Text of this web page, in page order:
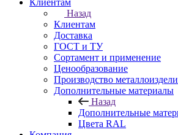
Клиентам
Назад
Клиентам
Доставка
ГОСТ и ТУ
Сортамент и применение
Ценообразование
Производство
Дополнительные материалы
Назад
Дополнительные
Цвета RAL